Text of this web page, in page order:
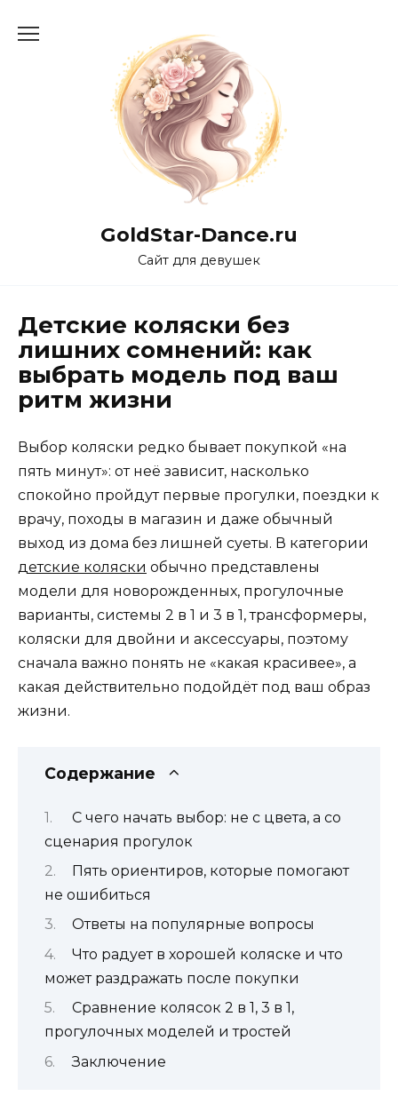
GoldStar-Dance.ru
Сайт для девушек
Детские коляски без
лишних сомнений: как
выбрать модель под ваш
ритм жизни
Выбор коляски редко бывает покупкой «на
пять минут»: от неё зависит, насколько
спокойно пройдут первые прогулки, поездки к
врачу, походы в магазин и даже обычный
выход из дома без лишней суеты. В категории
детские коляски обычно представлены
модели для новорожденных, прогулочные
варианты, системы 2 в 1 и 3 в 1, трансформеры,
коляски для двойни и аксессуары, поэтому
сначала важно понять не «какая красивее», а
какая действительно подойдёт под ваш образ
жизни.
Содержание
С чего начать выбор: не с цвета, а со
сценария прогулок
Пять ориентиров, которые помогают
не ошибиться
Ответы на популярные вопросы
Что радует в хорошей коляске и что
может раздражать после покупки
Сравнение колясок 2 в 1, 3 в 1,
прогулочных моделей и тростей
Заключение